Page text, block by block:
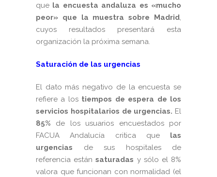
que la encuesta andaluza es «mucho
peor» que la muestra sobre Madrid
cuyos resultados presentará esta
organización la próxima semana.
Saturación de las urgencias
El dato más negativo de la encuesta se
refiere a lostiempos de espera de los
servicios hospitalarios de urgencias. El
85% de los usuarios encuestados por
FACUA Andalucía critica quelas
urgencias de sus hospitales de
referencia estánsaturadas y sólo el 8%
valora que funcionan con normalidad (el